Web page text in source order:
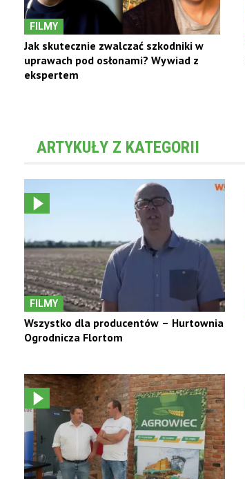
FILMY
Jak skutecznie zwalczać szkodniki w
uprawach pod osłonami? Wywiad z
ekspertem
ARTYKUŁY Z KATEGORII
FILMY
Wszystko dla producentów – Hurtownia
Ogrodnicza Flortom